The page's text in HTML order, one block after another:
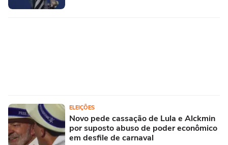
ELEIÇÕES
Novo pede cassação de Lula e Alckmin
por suposto abuso de poder econômico
em desfile de carnaval